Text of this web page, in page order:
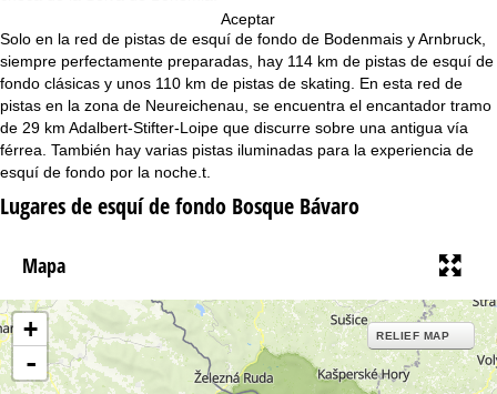
Aceptar
n
c
i
Solo en la red de pistas de esquí de fondo de Bodenmais y Arnbruck,
siempre perfectamente preparadas, hay 114 km de pistas de esquí de
fondo clásicas y unos 110 km de pistas de skating. En esta red de
pistas en la zona de Neureichenau, se encuentra el encantador tramo
de 29 km Adalbert-Stifter-Loipe que discurre sobre una antigua vía
férrea. También hay varias pistas iluminadas para la experiencia de
esquí de fondo por la noche.t.
Lugares de esquí de fondo Bosque Bávaro
Mapa
+
-
RELIEF MAP